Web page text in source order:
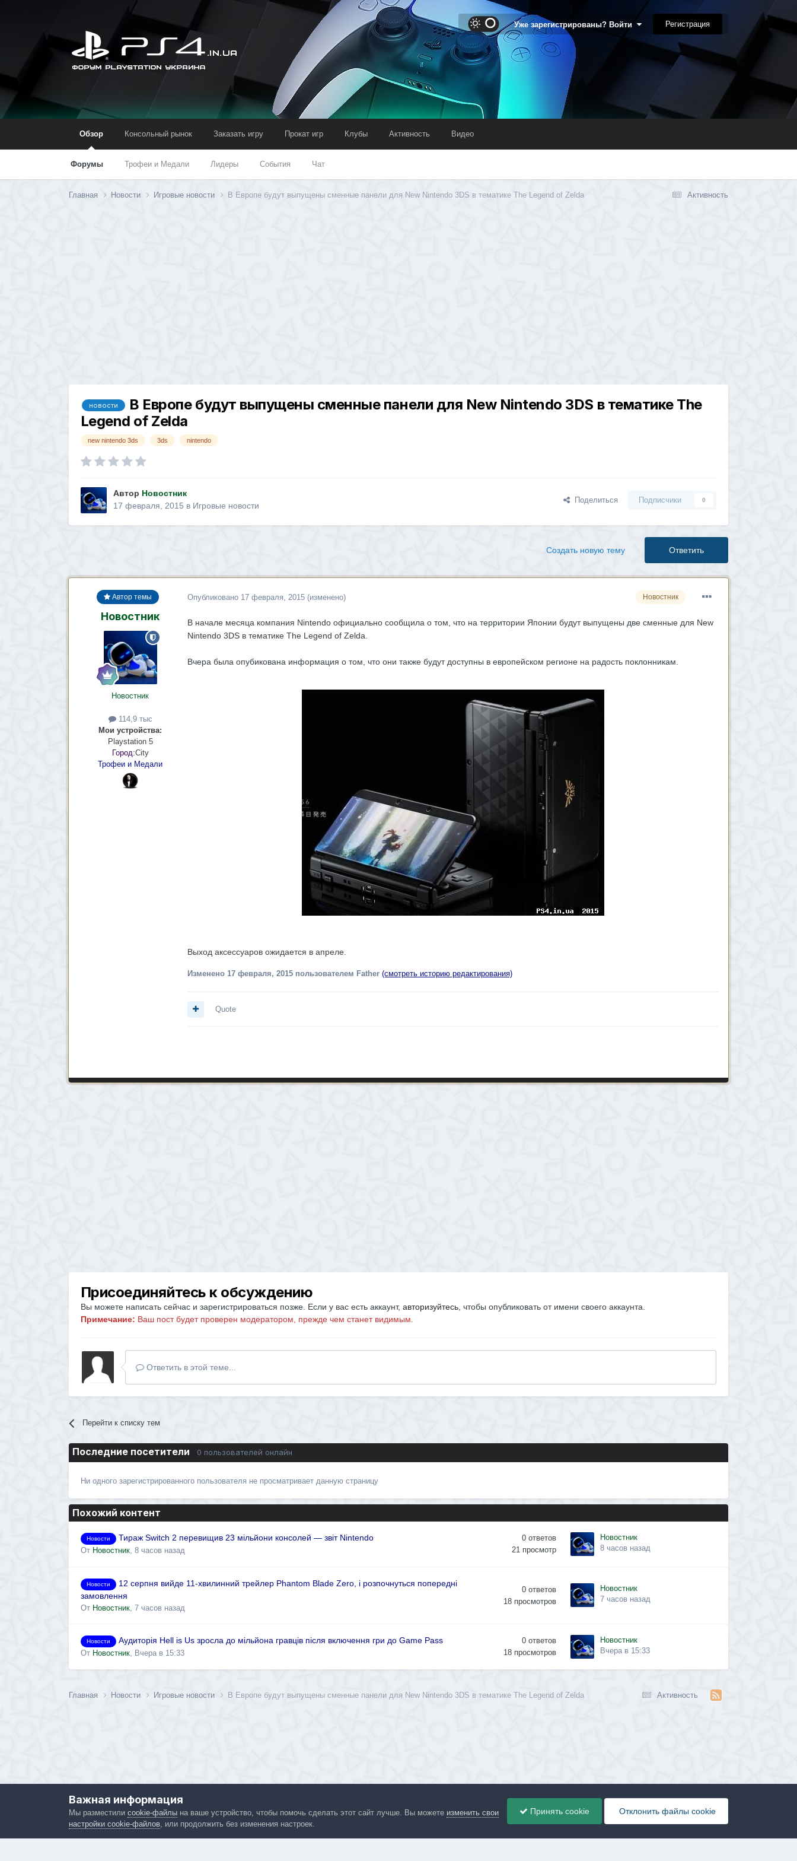
Уже зарегистрированы? Войти Регистрация
Обзор
Форумы Трофеи и Медали Лидеры События Чат
Консольный рынок Заказать игру Прокат игр Клубы Активность Видео
Активность
Главная Новости Игровые новости В Европе будут выпущены сменные панели для New Nintendo 3DS в тематике The Legend of Zelda
новости
В Европе будут выпущены сменные панели для New Nintendo 3DS в тематике The
Legend of Zelda
new nintendo 3ds 3ds nintendo
Автор Новостник
17 февраля, 2015 в Игровые новости
Поделиться Подписчики 0
Ответить
Создать новую тему
Автор темы
Новостник
Новостник
114,9 тыс
Мои устройства:
Playstation 5
Город:City
Трофеи и Медали
Новостник
Опубликовано 17 февраля, 2015 (изменено)
В начале месяца компания Nintendo официально сообщила о том, что на территории Японии будут выпущены две сменные для New
Nintendo 3DS в тематике The Legend of Zelda.
Вчера была опубикована информация о том, что они также будут доступны в европейском регионе на радость поклонникам.
Выход аксессуаров ожидается в апреле.
Изменено 17 февраля, 2015пользователем Father (смотреть историю редактирования)
Quote
Присоединяйтесь к обсуждению
Вы можете написать сейчас и зарегистрироваться позже. Если у вас есть аккаунт, авторизуйтесь, чтобы опубликовать от имени своего аккаунта.
Примечание: Ваш пост будет проверен модератором, прежде чем станет видимым.
Ответить в этой теме...
Перейти к списку тем
Последние посетители 0 пользователей онлайн
Ни одного зарегистрированного пользователя не просматривает данную страницу
Похожий контент
Новости
Тираж Switch 2 перевищив 23 мільйони консолей — звіт Nintendo
От Новостник, 8 часов назад
0 ответов
21 просмотр
Новостник
8 часов назад
Новости
12 серпня вийде 11-хвилинний трейлер Phantom Blade Zero, і розпочнуться попередні
замовлення
От Новостник, 7 часов назад
0 ответов
18 просмотров
Новостник
7 часов назад
Новости
Аудиторія Hell is Us зросла до мільйона гравців після включення гри до Game Pass
От Новостник, Вчера в 15:33
0 ответов
18 просмотров
Новостник
Вчера в 15:33
Активность
Главная Новости Игровые новости В Европе будут выпущены сменные панели для New Nintendo 3DS в тематике The Legend of Zelda
Важная информация
Мы разместили cookie-файлына ваше устройство, чтобы помочь сделать этот сайт лучше. Вы можете изменить свои
настройки cookie-файлов, или продолжить без изменения настроек.
Принять cookie Отклонить файлы сookie